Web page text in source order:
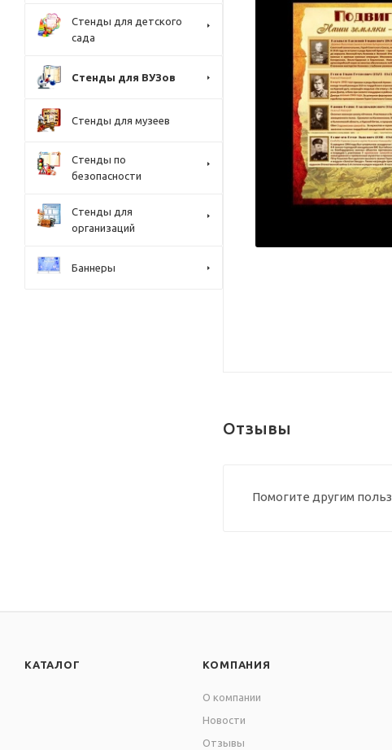
Отзывы
Помогите другим
Стенды для детского
сада
Стенды для ВУЗов
Стенды для музеев
Стенды по
безопасности
Стенды для
организаций
Баннеры
КАТАЛОГ КОМПАНИЯ
О компании
Новости
Отзывы